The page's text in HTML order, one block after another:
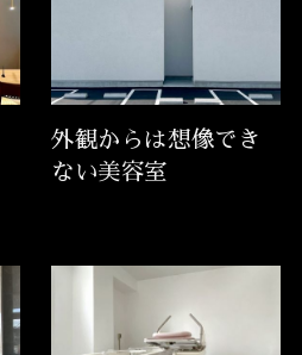
外観からは想像でき
ない美容室